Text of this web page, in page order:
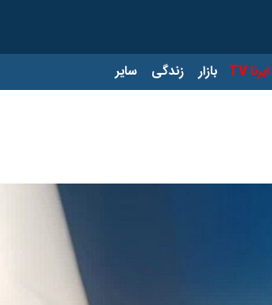
ایرنا TV بازار زندگی سایر